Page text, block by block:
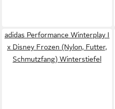
adidas Performance Winterplay I
x Disney Frozen (Nylon, Futter,
Schmutzfang) Winterstiefel